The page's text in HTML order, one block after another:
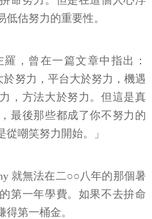
估努力的重要性。
，曾在一篇文章中指出：
於努力，平台大於努力，機遇
，方法大於努力。但這是真
最後那些都成了你不努力的
嘲笑努力開始。」
就無法在二○○八年的那個暑
第一年學費。如果不去拚命
第一桶金。